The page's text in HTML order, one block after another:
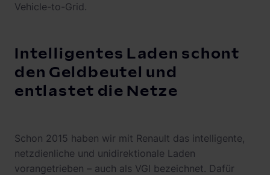
Vehicle-to-Grid.
Intelligentes Laden schont
den Geldbeutel und
entlastet die Netze
Schon 2015 haben wir mit Renault das intelligente,
netzdienliche und unidirektionale Laden
vorangetrieben – auch als VGI bezeichnet. Dafür